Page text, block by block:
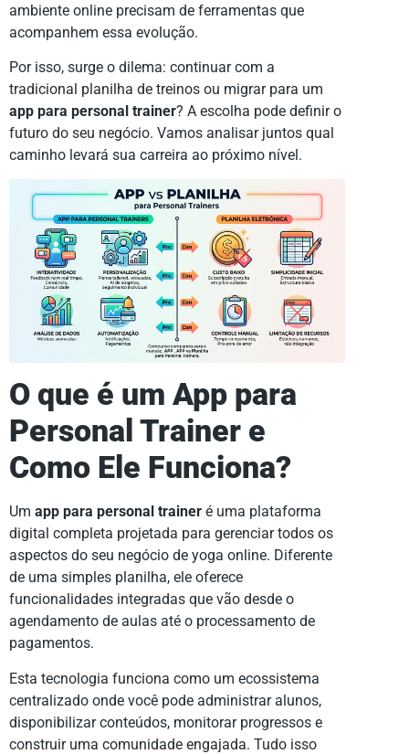
ambiente online precisam de ferramentas que
acompanhem essa evolução.
Por isso, surge o dilema: continuar com a
tradicional planilha de treinos ou migrar para um
app para personal trainer? A escolha pode definir o
futuro do seu negócio. Vamos analisar juntos qual
caminho levará sua carreira ao próximo nível.
O que é um App para
Personal Trainer e
Como Ele Funciona?
Um app para personal trainer é uma plataforma
digital completa projetada para gerenciar todos os
aspectos do seu negócio de yoga online. Diferente
de uma simples planilha, ele oferece
funcionalidades integradas que vão desde o
agendamento de aulas até o processamento de
pagamentos.
Esta tecnologia funciona como um ecossistema
centralizado onde você pode administrar alunos,
disponibilizar conteúdos, monitorar progressos e
construir uma comunidade engajada. Tudo isso